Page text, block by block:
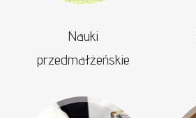
Nauki
przedmałżeńskie